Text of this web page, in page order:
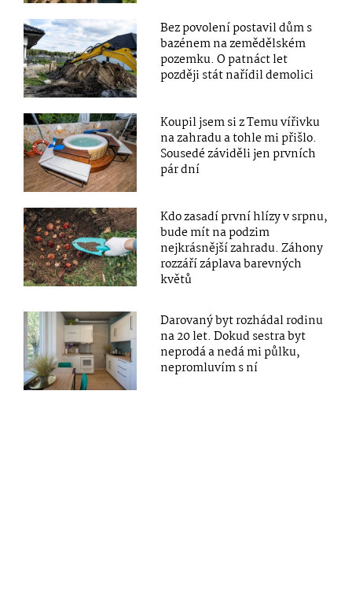
Bez povolení postavil dům s
bazénem na zemědělském
pozemku. O patnáct let
později stát nařídil demolici
Koupil jsem si z Temu vířivku
na zahradu a tohle mi přišlo.
Sousedé záviděli jen prvních
pár dní
Kdo zasadí první hlízy v srpnu,
bude mít na podzim
nejkrásnější zahradu. Záhony
rozzáří záplava barevných
květů
Darovaný byt rozhádal rodinu
na 20 let. Dokud sestra byt
neprodá a nedá mi půlku,
nepromluvím s ní